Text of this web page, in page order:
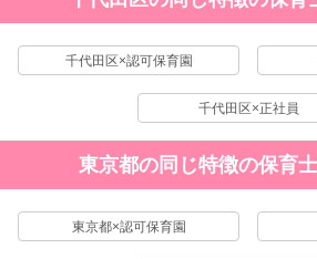
千代田区×認可保育園
千代田区×正社員
東京都の同じ特徴の保育
東京都×認可保育園